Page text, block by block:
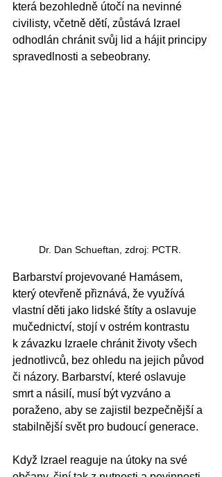
která bezohledně útočí na nevinné
civilisty, včetně dětí, zůstává Izrael
odhodlán chránit svůj lid a hájit principy
spravedlnosti a sebeobrany.
Dr. Dan Schueftan, zdroj: PCTR.
Barbarství projevované Hamásem,
který otevřeně přiznává, že využívá
vlastní děti jako lidské štíty a oslavuje
mučednictví, stojí v ostrém kontrastu
k závazku Izraele chránit životy všech
jednotlivců, bez ohledu na jejich původ
či názory. Barbarství, které oslavuje
smrt a násilí, musí být vyzváno a
poraženo, aby se zajistil bezpečnější a
stabilnější svět pro budoucí generace.
Když Izrael reaguje na útoky na své